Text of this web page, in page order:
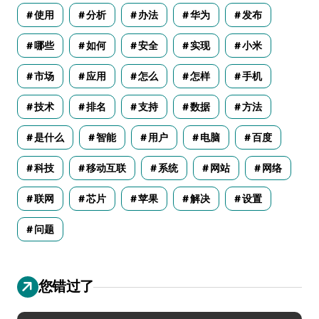
使用 分析 办法 华为 发布
哪些 如何 安全 实现 小米
市场 应用 怎么 怎样 手机
技术 排名 支持 数据 方法
是什么 智能 用户 电脑 百度
科技 移动互联 系统 网站 网络
联网 芯片 苹果 解决 设置
问题
您错过了